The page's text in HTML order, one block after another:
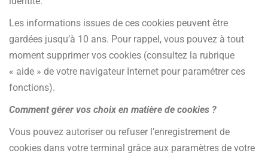
Les informations issues de ces cookies peuvent être
gardées jusqu’à 10 ans. Pour rappel, vous pouvez à tout
moment supprimer vos cookies (consultez la rubrique
« aide » de votre navigateur Internet pour paramétrer ces
fonctions).
Comment gérer vos choix en matière de cookies ?
Vous pouvez autoriser ou refuser l’enregistrement de
cookies dans votre terminal grâce aux paramètres de votre